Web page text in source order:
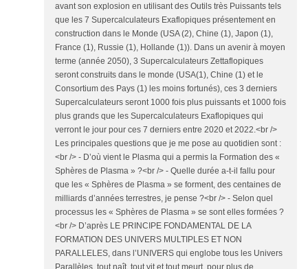
avant son explosion en utilisant des Outils très Puissants tels
que les 7 Supercalculateurs Exaflopiques présentement en
construction dans le Monde (USA (2), Chine (1), Japon (1),
France (1), Russie (1), Hollande (1)). Dans un avenir à moyen
terme (année 2050), 3 Supercalculateurs Zettaflopiques
seront construits dans le monde (USA(1), Chine (1) et le
Consortium des Pays (1) les moins fortunés), ces 3 derniers
Supercalculateurs seront 1000 fois plus puissants et 1000 fois
plus grands que les Supercalculateurs Exaflopiques qui
verront le jour pour ces 7 derniers entre 2020 et 2022.<br />
Les principales questions que je me pose au quotidien sont :
<br /> - D’où vient le Plasma qui a permis la Formation des «
Sphères de Plasma » ?<br /> - Quelle durée a-t-il fallu pour
que les « Sphères de Plasma » se forment, des centaines de
milliards d’années terrestres, je pense ?<br /> - Selon quel
processus les « Sphères de Plasma » se sont elles formées ?
<br /> D’après LE PRINCIPE FONDAMENTAL DE LA
FORMATION DES UNIVERS MULTIPLES ET NON
PARALLELES, dans l’UNIVERS qui englobe tous les Univers
Parallèles, tout naît, tout vit et tout meurt, pour plus de